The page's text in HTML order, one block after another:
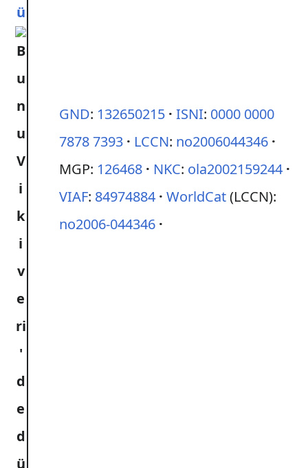
ü
GND: 132650215 ISNI: 0000 0000
7878 7393
LCCN: no2006044346
MGP: 126468 NKC: ola2002159244
VIAF: 84974884 WorldCat(LCCN):
no2006-044346